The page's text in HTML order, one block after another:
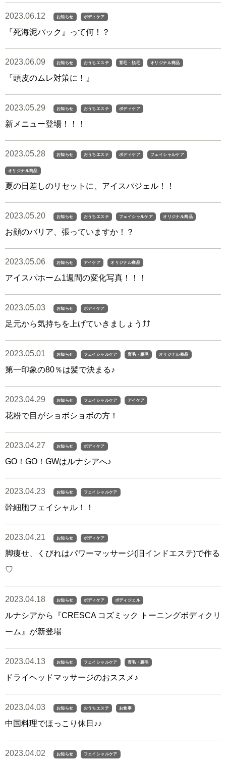
2023.06.12 お知らせ ボディケア
『死海泥パック』って何！？
2023.06.09 お知らせ おうちエステ 育毛・脱毛 オリジナル商品
『頭皮のムレ対策に！』
2023.05.29 お知らせ おうちエステ ボディケア
新メニュー登場！！！
2023.05.28 お知らせ おうちエステ ボディケア フェイシャルケア
オリジナル商品
夏の日差しのリセットに、アイスパジェル！！
2023.05.20 お知らせ おうちエステ フェイシャルケア オリジナル商品
お顔のバリア、張っていますか！？
2023.05.06 お知らせ アイケア オリジナル商品
アイスパホーム1週間の変化写真！！！
2023.05.03 お知らせ ボディケア
足元から気持ちを上げていきましょう⤴︎⤴︎
2023.05.01 お知らせ フェイシャルケア 育毛・脱毛 オリジナル商品
第一印象の80％は髪で決まる♪
2023.04.29 お知らせ フェイシャルケア アイケア
花粉で目がショボショボの方！
2023.04.27 お知らせ ボディケア
GO！GO！GWはルナシアへ♪
2023.04.23 お知らせ フェイシャルケア
幹細胞フェイシャル！！
2023.04.21 お知らせ ボディケア
脚痩せ、くびれはパワーマッサージ(旧インドエステ)で作る
♡
2023.04.18 お知らせ ボディケア ボディジェル
ルナシアから『CRESCA コズミック トーニングボディクリ
ーム』が新登場
2023.04.13 お知らせ フェイシャルケア 育毛・脱毛
ドライヘッドマッサージのおススメ♪
2023.04.03 お知らせ おうちエステ お食事
中国料理でほっこり休日♪♪
2023.04.02 お知らせ フェイシャルケア